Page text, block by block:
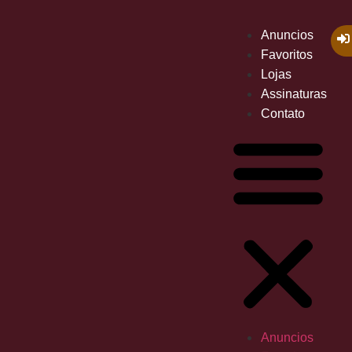
Anuncios
Favoritos
Lojas
Assinaturas
Contato
Anuncios